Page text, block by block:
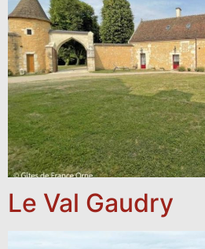
Le Val Gaudry